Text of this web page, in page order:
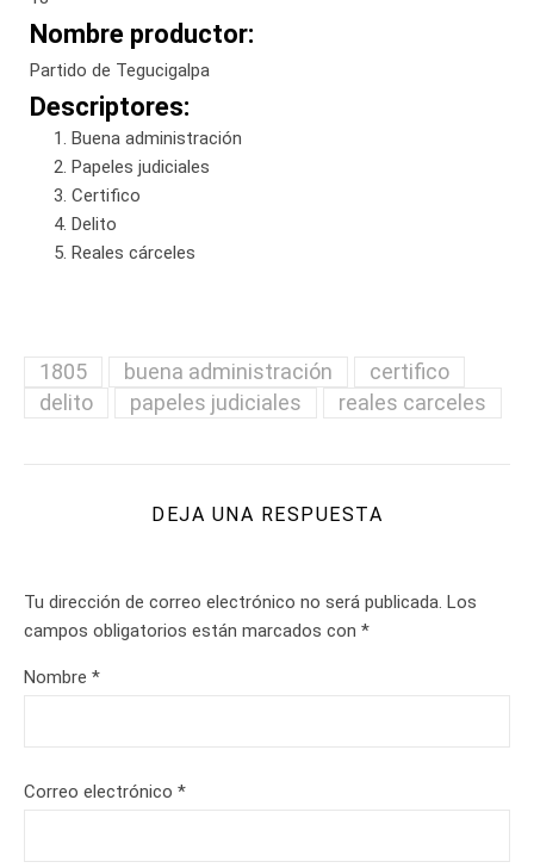
Nombre productor:
Partido de Tegucigalpa
Descriptores:
Buena administración
Papeles judiciales
Certifico
Delito
Reales cárceles
1805 buena administración
certifico
delito
papeles judiciales reales carceles
DEJA UNA RESPUESTA
Tu dirección de correo electrónico no será publicada. Los
campos obligatorios están marcados con *
Nombre *
Correo electrónico *